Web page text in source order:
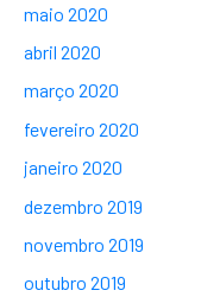
maio 2020
abril 2020
março 2020
fevereiro 2020
janeiro 2020
dezembro 2019
novembro 2019
outubro 2019